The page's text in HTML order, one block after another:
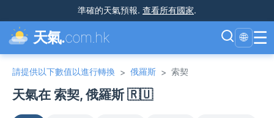
準確的天氣預報. 查看所有國家.
天氣.com.hk 🌐 ☰
請提供以下數值以進行轉換 > 俄羅斯 > 索契
天氣在 索契, 俄羅斯 🇷🇺